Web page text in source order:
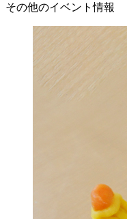
その他のイベント情報